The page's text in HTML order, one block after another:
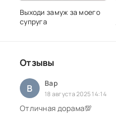
Выходи замуж за моего
супруга
Отзывы
B Bap
18 августа 2025 14:14
Отличная дорама💯